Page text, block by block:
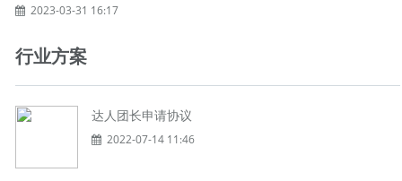
2023-03-31 16:17
行业方案
达人团长申请协议
2022-07-14 11:46